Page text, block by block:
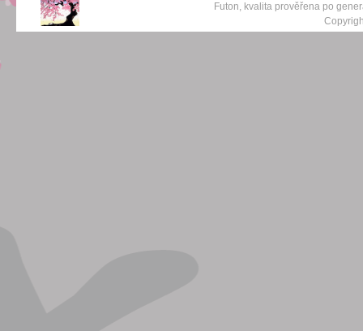
Futon, kvalita prověřena po